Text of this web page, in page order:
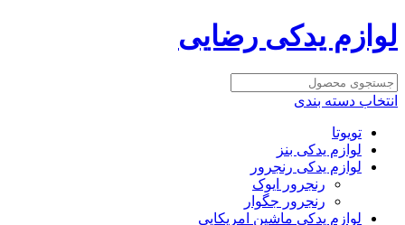
لوازم یدکی رضایی
انتخاب دسته بندی
تویوتا
لوازم یدکی بنز
لوازم یدکی رنجرور
رنجرور ایوک
رنجرور جگوار
لوازم یدکی ماشین امریکایی